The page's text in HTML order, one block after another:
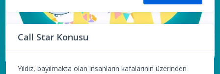
Call Star Konusu
Yıldız, bayılmakta olan insanların kafalarının üzerinden